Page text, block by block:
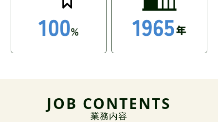
JOB CONTENTS
業務内容